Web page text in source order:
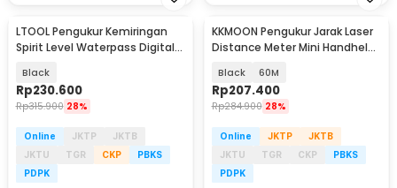
LTOOL Pengukur Kemiringan
Spirit Level Waterpass Digital
SPCSX200-1200
Black
Rp230.600
Rp315.900 28%
Online JKTP
JKTB
JKTU
TGR CKP
PBKS
PDPK
KKMOON Pengukur Jarak Laser
Distance Meter Mini Handheld
Black 60M
Rp207.400
Rp284.900 28%
Online JKTP
JKTB
JKTU
TGR CKP
PBKS
PDPK